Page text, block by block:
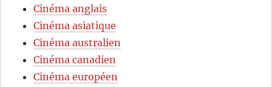
Cinéma anglais
Cinéma asiatique
Cinéma australien
Cinéma canadien
Cinéma européen